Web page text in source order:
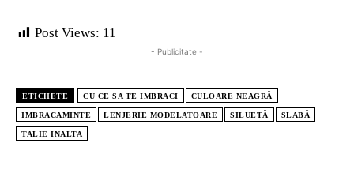
Post Views: 11
- Publicitate -
ETICHETE CU CE SA TE IMBRACI CULOARE NEAGRĂ
IMBRACAMINTE LENJERIE MODELATOARE SILUETĂ SLABĂ
TALIE INALTA